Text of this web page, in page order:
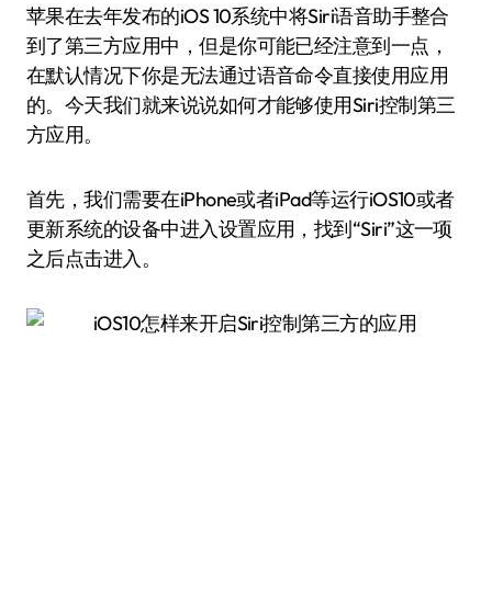
苹果在去年发布的iOS 10系统中将Siri语音助手整合
到了第三方应用中，但是你可能已经注意到一点，
在默认情况下你是无法通过语音命令直接使用应用
的。今天我们就来说说如何才能够使用Siri控制第三
方应用。
首先，我们需要在iPhone或者iPad等运行iOS10或者
更新系统的设备中进入设置应用，找到“Siri”这一项
之后点击进入。